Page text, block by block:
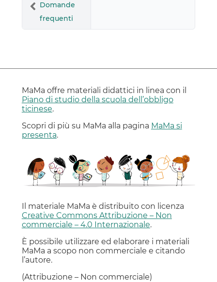
Domande
frequenti
MaMa offre materiali didattici in linea con il
Piano di studio della scuola dell’obbligo
ticinese.
Scopri di più su MaMa alla pagina MaMa si
presenta.
Il materiale MaMa è distribuito con licenza
Creative Commons Attribuzione – Non
commerciale – 4.0 Internazionale.
È possibile utilizzare ed elaborare i materiali
MaMa a scopo non commerciale e citando
l’autore.
(Attribuzione – Non commerciale)